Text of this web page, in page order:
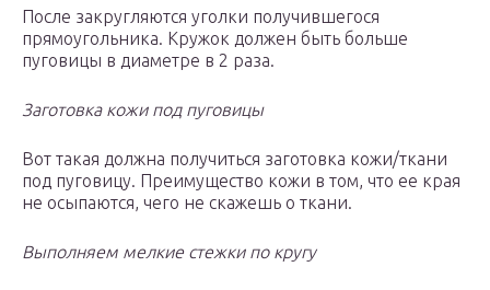
После закругляются уголки получившегося
прямоугольника. Кружок должен быть больше
пуговицы в диаметре в 2 раза.
Заготовка кожи под пуговицы
Вот такая должна получиться заготовка кожи/ткани
под пуговицу. Преимущество кожи в том, что ее края
не осыпаются, чего не скажешь о ткани.
Выполняем мелкие стежки по кругу